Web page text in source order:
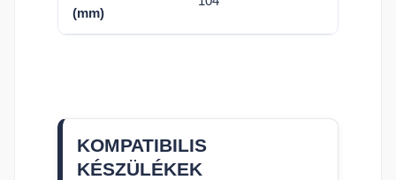
(mm)
KOMPATIBILIS
KÉSZÜLÉKEK